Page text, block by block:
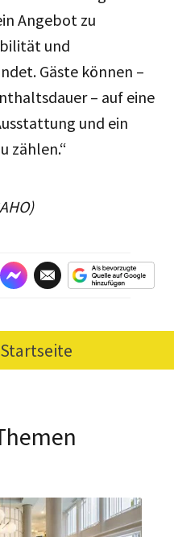
Angebot zu
und
Gäste können –
– auf eine
und ein
zählen.“